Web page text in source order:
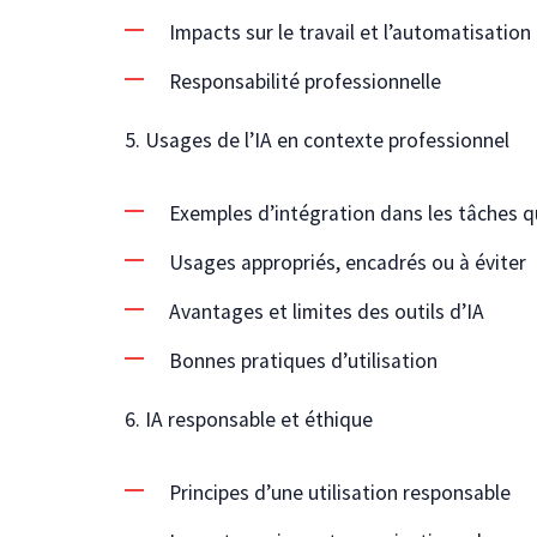
Impacts sur le travail et l’automatisation
Responsabilité professionnelle
5. Usages de l’IA en contexte professionnel
Exemples d’intégration dans les tâches
Usages appropriés, encadrés ou à éviter
Avantages et limites des outils d’IA
Bonnes pratiques d’utilisation
6. IA responsable et éthique
Principes d’une utilisation responsable